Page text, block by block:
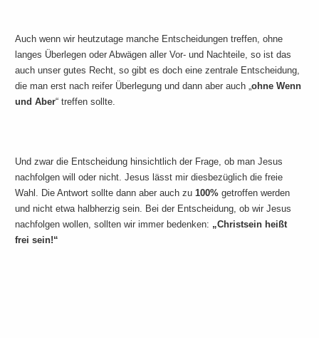
Auch wenn wir heutzutage manche Entscheidungen treffen, ohne
langes Überlegen oder Abwägen aller Vor- und Nachteile, so ist das
auch unser gutes Recht, so gibt es doch eine zentrale Entscheidung,
die man erst nach reifer Überlegung und dann aber auch „ohne Wenn
und Aber“ treffen sollte.
Und zwar die Entscheidung hinsichtlich der Frage, ob man Jesus
nachfolgen will oder nicht. Jesus lässt mir diesbezüglich die freie
Wahl. Die Antwort sollte dann aber auch zu100% getroffen werden
und nicht etwa halbherzig sein. Bei der Entscheidung, ob wir Jesus
nachfolgen wollen, sollten wir immer bedenken: „Christsein heißt
frei sein!“